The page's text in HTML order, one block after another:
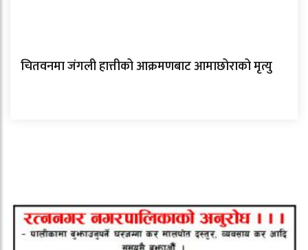
चितवनमा जंगली हात्तीको आक्रमणबाट आमाछोराको मृत्यु